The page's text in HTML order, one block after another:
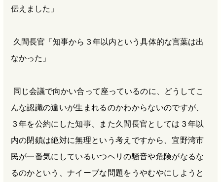
伝えました」
久間長官「知事から３年以内という具体的な言葉は出
なかった」
同じ会議で向かい合って座っているのに、どうしてこ
んな認識の違いが生まれるのかわからないのですが、
３年を公約にした知事、また久間長官としては３年以
内の閉鎖は絶対に無理という考えですから、宜野湾市
民が一番気にしているいつヘリの騒音や危険がなるな
るのかという、ナイーブな問題をうやむやにしようと